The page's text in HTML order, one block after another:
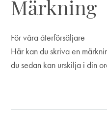
Märkning
För våra återförsäljare
Här kan du skriva en
du sedan kan urskilja i din